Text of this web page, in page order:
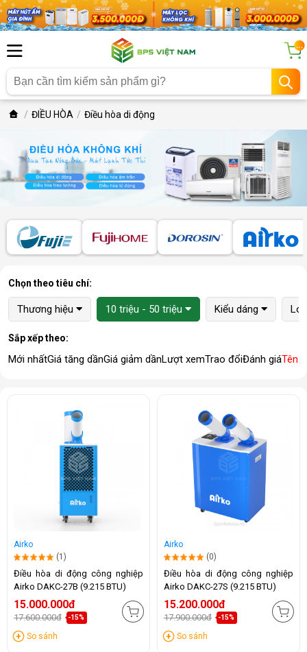
...
ĐIỀU HÒA Điều hòa di động
Chọn theo tiêu chí:
Thương hiệu 10 triệu - 50 triệu Kiểu dáng
Sắp xếp theo:
Mới nhấtGiá tăng dầnGiá giảm dầnLượt xemTrao đổiĐánh giáTên
Airko
(1)
Điều hòa di động công nghiệp
Airko DAKC-27B (9.215 BTU)
15.000.000đ
17.600.000đ -15%
So sánh
Airko
(0)
Điều hòa di động công nghiệp
Airko DAKC-27S (9.215 BTU)
15.200.000đ
17.900.000đ -15%
So sánh